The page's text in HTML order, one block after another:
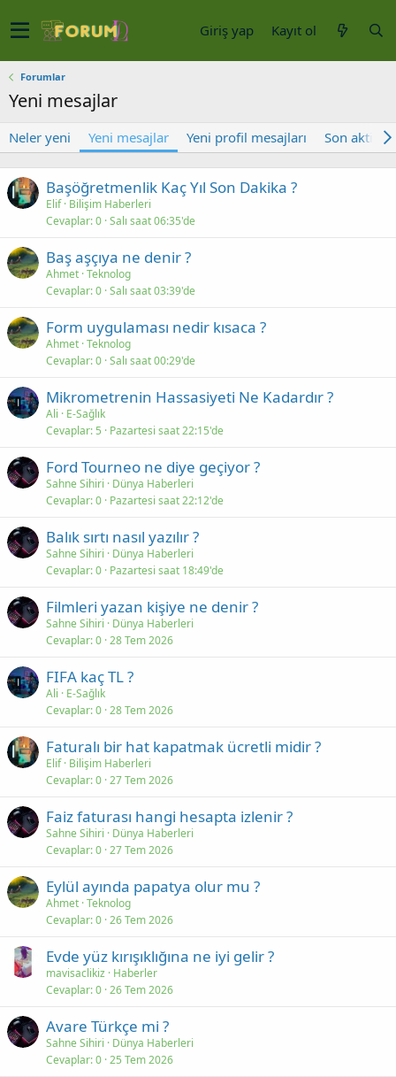
Giriş yap Kayıt ol
Forumlar
Yeni mesajlar
Neler yeni Yeni mesajlar Yeni profil mesajları Son aktivite
Başöğretmenlik Kaç Yıl Son Dakika ?
Elif Bilişim Haberleri
Cevaplar 0 Salı saat 06:35'de
Baş aşçıya ne denir ?
Ahmet Teknolog
Cevaplar 0 Salı saat 03:39'de
Form uygulaması nedir kısaca ?
Ahmet Teknolog
Cevaplar 0 Salı saat 00:29'de
Mikrometrenin Hassasiyeti Ne Kadardır ?
Ali
E-Sağlık
Cevaplar 5 Pazartesi saat 22:15'de
Ford Tourneo ne diye geçiyor ?
Sahne Sihiri
Dünya Haberleri
Cevaplar 0 Pazartesi saat 22:12'de
Balık sırtı nasıl yazılır ?
Sahne Sihiri
Dünya Haberleri
Cevaplar 0 Pazartesi saat 18:49'de
Filmleri yazan kişiye ne denir ?
Sahne Sihiri
Dünya Haberleri
Cevaplar 0 28 Tem 2026
FIFA kaç TL ?
Ali
E-Sağlık
Cevaplar 0 28 Tem 2026
Faturalı bir hat kapatmak ücretli midir ?
Elif Bilişim Haberleri
Cevaplar 0 27 Tem 2026
Faiz faturası hangi hesapta izlenir ?
Sahne Sihiri
Dünya Haberleri
Cevaplar 0 27 Tem 2026
Eylül ayında papatya olur mu ?
Ahmet Teknolog
Cevaplar 0 26 Tem 2026
Evde yüz kırışıklığına ne iyi gelir ?
mavisaclikiz Haberler
Cevaplar 0 26 Tem 2026
Avare Türkçe mi ?
Sahne Sihiri
Dünya Haberleri
Cevaplar 0 25 Tem 2026